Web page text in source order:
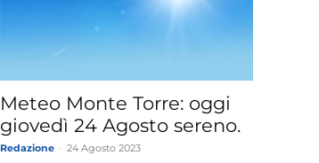
Meteo Monte Torre: oggi
giovedì 24 Agosto sereno.
Redazione 24 Agosto 2023